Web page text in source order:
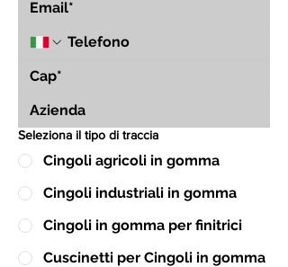
Seleziona il tipo di traccia
Cingoli agricoli in gomma
Cingoli industriali in gomma
Cingoli in gomma per finitrici
Cuscinetti per Cingoli in gomma